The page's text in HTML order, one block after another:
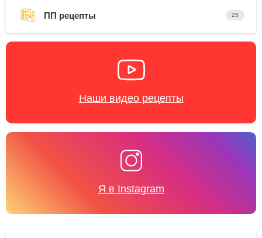
ПП рецепты 25
Наши видео рецепты
Я в Instagram